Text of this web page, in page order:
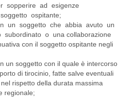
sopperire ad esigenze
ospitante;
un soggetto che abbia avuto un
o una collaborazione
con il soggetto ospitante negli
un soggetto con il quale è intercorso
di tirocinio, fatte salve eventuali
rispetto della durata massima
regionale;